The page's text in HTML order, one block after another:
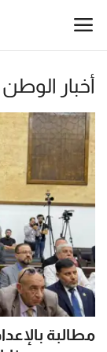
منصة
نيوز
نت
الإخبارية
منصة
نيوز
(Yalla
News
هي
أخبار العالم
أخبار الوطن العربي
سياسة واقتصاد
رياضة
ثقافة وفن
تكنولوجيا وعلوم
صحة ولياقة
أخبار
مطالبة